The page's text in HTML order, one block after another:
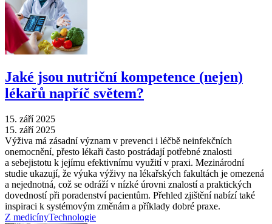
Jaké jsou nutriční kompetence (nejen)
lékařů napříč světem?
15. září 2025
15. září 2025
Výživa má zásadní význam v prevenci i léčbě neinfekčních
onemocnění, přesto lékaři často postrádají potřebné znalosti
a sebejistotu k jejímu efektivnímu využití v praxi. Mezinárodní
studie ukazují, že výuka výživy na lékařských fakultách je omezená
a nejednotná, což se odráží v nízké úrovni znalostí a praktických
dovedností při poradenství pacientům. Přehled zjištění nabízí také
inspiraci k systémovým změnám a příklady dobré praxe.
Z medicínyTechnologie